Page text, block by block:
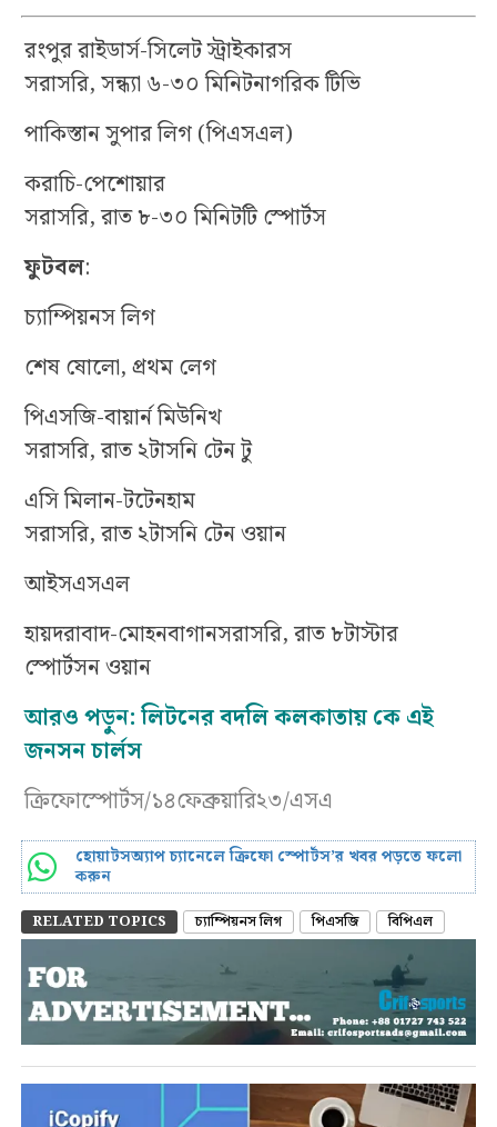
রংপুর রাইডার্স-সিলেট স্ট্রাইকারস
সরাসরি, সন্ধ্যা ৬-৩০ মিনিটনাগরিক টিভি
পাকিস্তান সুপার লিগ (পিএসএল)
করাচি-পেশোয়ার
সরাসরি, রাত ৮-৩০ মিনিটটি স্পোর্টস
ফুটবল:
চ্যাম্পিয়নস লিগ
শেষ ষোলো, প্রথম লেগ
পিএসজি-বায়ার্ন মিউনিখ
সরাসরি, রাত ২টাসনি টেন টু
এসি মিলান-টটেনহাম
সরাসরি, রাত ২টাসনি টেন ওয়ান
আইসএসএল
হায়দরাবাদ-মোহনবাগানসরাসরি, রাত ৮টাস্টার
স্পোর্টসন ওয়ান
আরও পড়ুন:লিটনের বদলি কলকাতায় কে এই
জনসন চার্লস
ক্রিফোস্পোর্টস/১৪ফেব্রুয়ারি২৩/এসএ
হোয়াটসঅ্যাপ চ্যানেলে ক্রিফো স্পোর্টস’র খবর পড়তে ফলো
করুন
RELATED TOPICS চ্যাম্পিয়নস লিগ পিএসজি বিপিএল